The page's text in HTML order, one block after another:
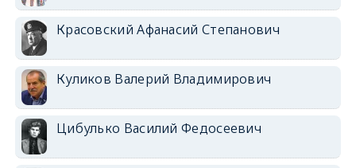
Красовский Афанасий Степанович
Куликов Валерий Владимирович
Цибулько Василий Федосеевич